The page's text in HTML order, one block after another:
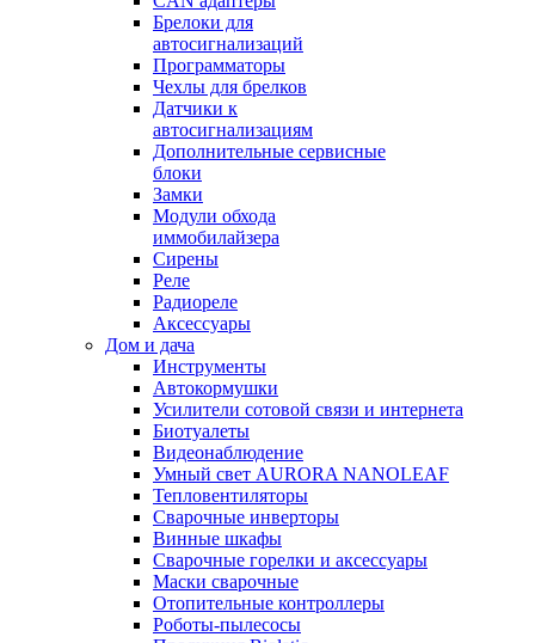
Брелоки для
автосигнализаций
Программаторы
Чехлы для брелков
Датчики к
автосигнализациям
Дополнительные сервисные
блоки
Замки
Модули обхода
иммобилайзера
Сирены
Реле
Радиореле
Аксессуары
Дом и дача
Инструменты
Автокормушки
Усилители сотовой связи и интернета
Биотуалеты
Видеонаблюдение
Умный свет AURORA NANOLEAF
Тепловентиляторы
Сварочные инверторы
Винные шкафы
Сварочные горелки и аксессуары
Маски сварочные
Отопительные контроллеры
Роботы-пылесосы